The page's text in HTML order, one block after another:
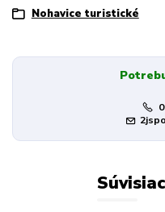
Nohavice turistické